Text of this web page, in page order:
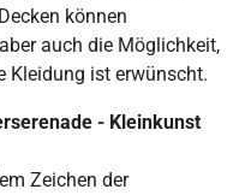
können
auch die Möglichkeit,
Kleidung ist erwünscht.
- Kleinkunst
Zeichen der